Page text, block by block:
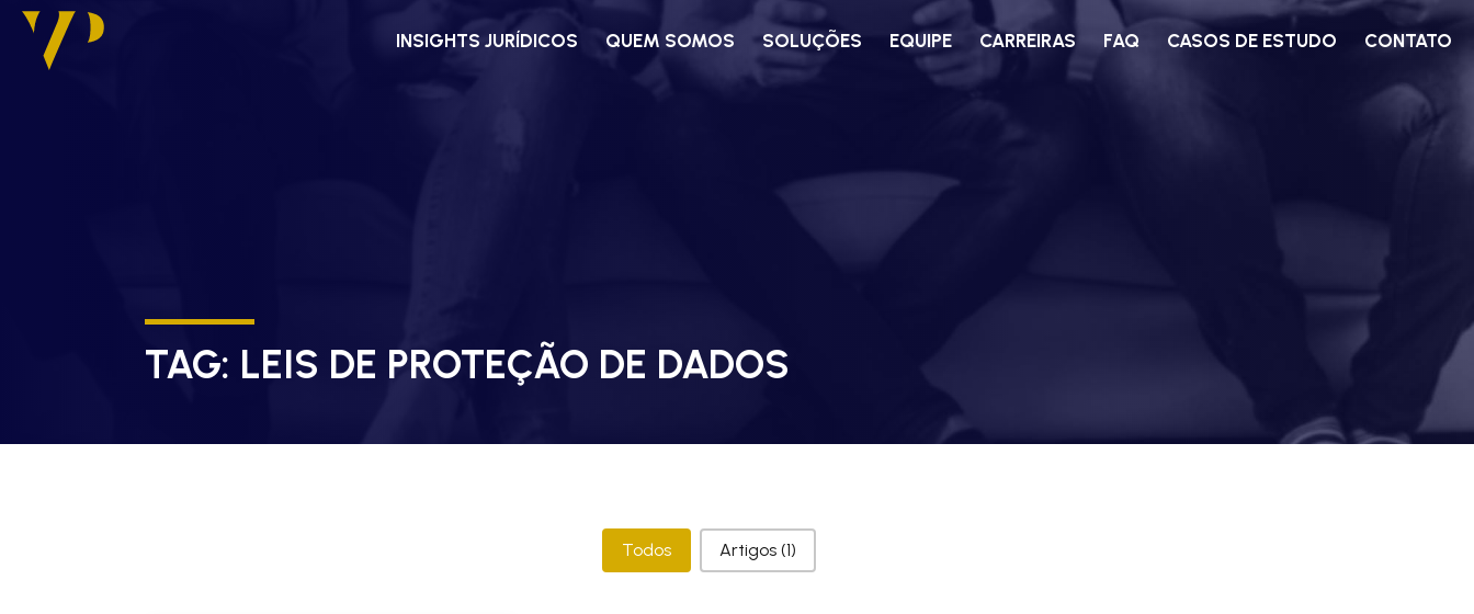
INSIGHTS JURÍDICOS QUEM SOMOS SOLUÇÕES EQUIPE CARREIRAS FAQ CASOS DE ESTUDO CONTATO
TAG: LEIS DE PROTEÇÃO DE DADOS
Categorias
Todos Artigos (1)